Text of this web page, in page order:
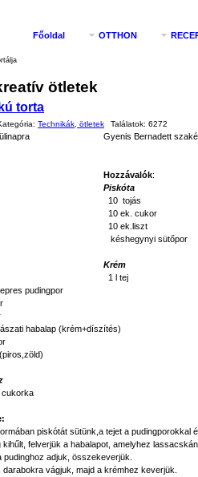
Főoldal OTTHON
ötletek
torta
Technikák, ötletek Találatok: 6272
Gyenis Bernadett
Hozzávalók:
Piskóta
10 tojás
10 ek. cukor
10 ek.liszt
késhegynyi sütőpor
Krém
1 l tej
pudingpor
habalap (krém+díszítés)
piskótát sütünk,a tejet a pudingporokkal
kihűlt, felverjük a habalapot, amelyhez
pudinghoz adjuk, összekeverjük.
darabokra vágjuk, majd a krémhez keverjük.